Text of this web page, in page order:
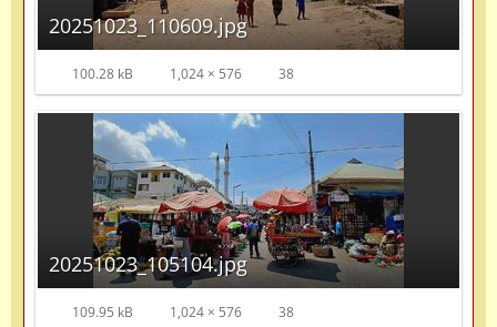
20251023_110609.jpg
100.28 kB 1,024 × 576 38
20251023_105104.jpg
109.95 kB 1,024 × 576 38